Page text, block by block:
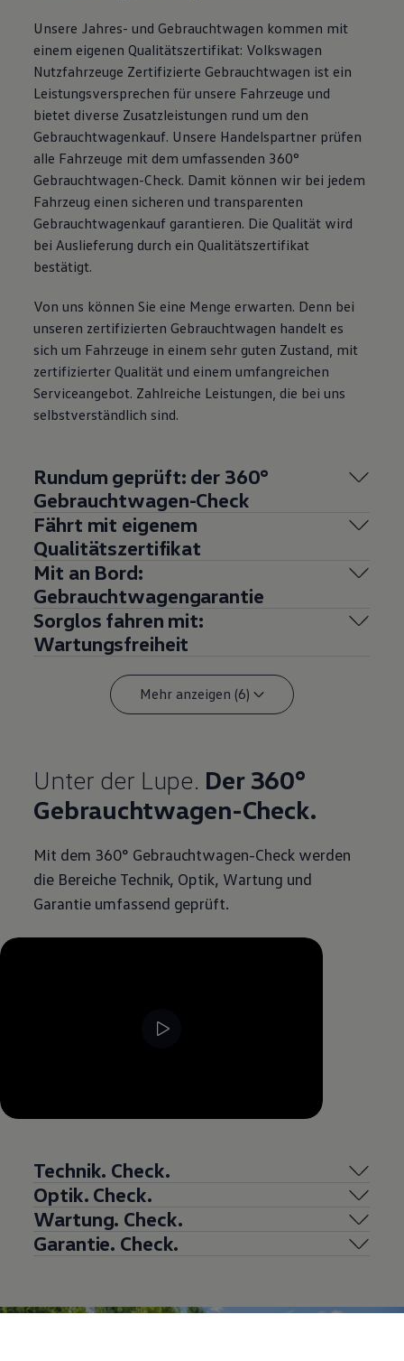
Unsere Jahres- und Gebrauchtwagen kommen mit
einem eigenen Qualitätszertifikat: Volkswagen
Nutzfahrzeuge Zertifizierte Gebrauchtwagen ist ein
Leistungsversprechen für unsere Fahrzeuge und
bietet diverse Zusatzleistungen rund um den
Gebrauchtwagenkauf. Unsere Handelspartner prüfen
alle Fahrzeuge mit dem umfassenden 360°
Gebrauchtwagen-Check. Damit können wir bei jedem
Fahrzeug einen sicheren und transparenten
Gebrauchtwagenkauf garantieren. Die Qualität wird
bei Auslieferung durch ein Qualitätszertifikat
bestätigt.
Von uns können Sie eine Menge erwarten. Denn bei
unseren zertifizierten Gebrauchtwagen handelt es
sich um Fahrzeuge in einem sehr guten Zustand, mit
zertifizierter Qualität und einem umfangreichen
Serviceangebot. Zahlreiche Leistungen, die bei uns
selbstverständlich sind.
Rundum geprüft: der 360°
Gebrauchtwagen-Check
Fährt mit eigenem
Qualitätszertifikat
Mit an Bord:
Gebrauchtwagengarantie
Sorglos fahren mit:
Wartungsfreiheit
Mehr anzeigen (6)
Unter der Lupe. Der 360°
Gebrauchtwagen-Check.
Mit dem 360° Gebrauchtwagen-Check werden
die Bereiche Technik, Optik, Wartung und
Garantie umfassend geprüft.
Technik. Check.
Optik. Check.
Wartung. Check.
Garantie. Check.